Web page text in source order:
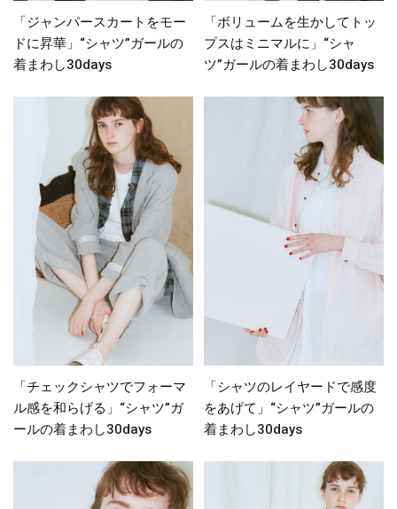
「ジャンパースカートをモー
ドに昇華」“シャツ”ガールの
着まわし30days
「ボリュームを生かしてトッ
プスはミニマルに」“シャ
ツ”ガールの着まわし30days
「チェックシャツでフォーマ
ル感を和らげる」“シャツ”ガ
ールの着まわし30days
「シャツのレイヤードで感度
をあげて」“シャツ”ガールの
着まわし30days